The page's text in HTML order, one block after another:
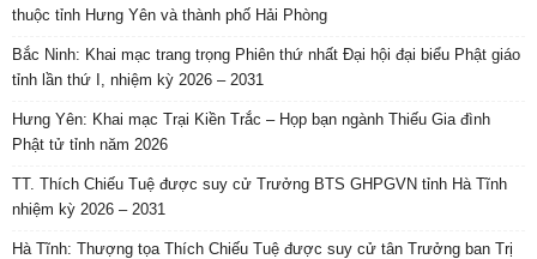
thuộc tỉnh Hưng Yên và thành phố Hải Phòng
Bắc Ninh: Khai mạc trang trọng Phiên thứ nhất Đại hội đại biểu Phật giáo
tỉnh lần thứ I, nhiệm kỳ 2026 – 2031
Hưng Yên: Khai mạc Trại Kiền Trắc – Họp bạn ngành Thiếu Gia đình
Phật tử tỉnh năm 2026
TT. Thích Chiếu Tuệ được suy cử Trưởng BTS GHPGVN tỉnh Hà Tĩnh
nhiệm kỳ 2026 – 2031
Hà Tĩnh: Thượng tọa Thích Chiếu Tuệ được suy cử tân Trưởng ban Trị